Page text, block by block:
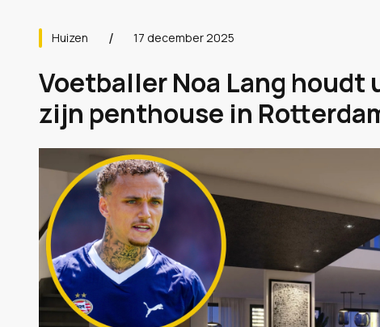
Huizen 17 december 2025
Voetballer Noa Lang houdt
zijn penthouse in